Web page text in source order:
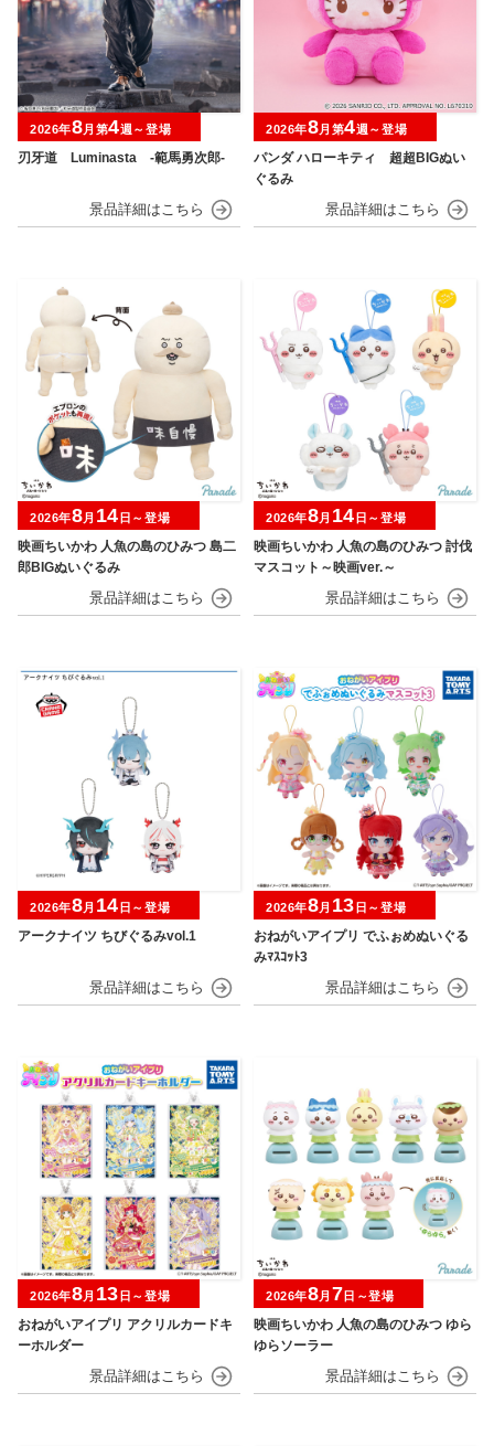
刃牙道 Luminasta ‐範馬勇次郎‐
2026年8月第4週～登場
パンダ ハローキティ 超超BIGぬい
ぐるみ
2026年8月第4週～登場
映画ちいかわ 人魚の島のひみつ 島二
郎BIGぬいぐるみ
2026年8月 14 日～登場
映画ちいかわ 人魚の島のひみつ 討伐
マスコット～映画ver.～
2026年8月 14 日～登場
アークナイツ ちびぐるみvol.1
2026年8月 14 日～登場
おねがいアイプリ でふぉめぬいぐる
みﾏｽｺｯﾄ3
2026年8月 13 日～登場
おねがいアイプリ アクリルカードキ
ーホルダー
2026年8月 13 日～登場
映画ちいかわ 人魚の島のひみつ ゆら
ゆらソーラー
2026年8月 7日～登場